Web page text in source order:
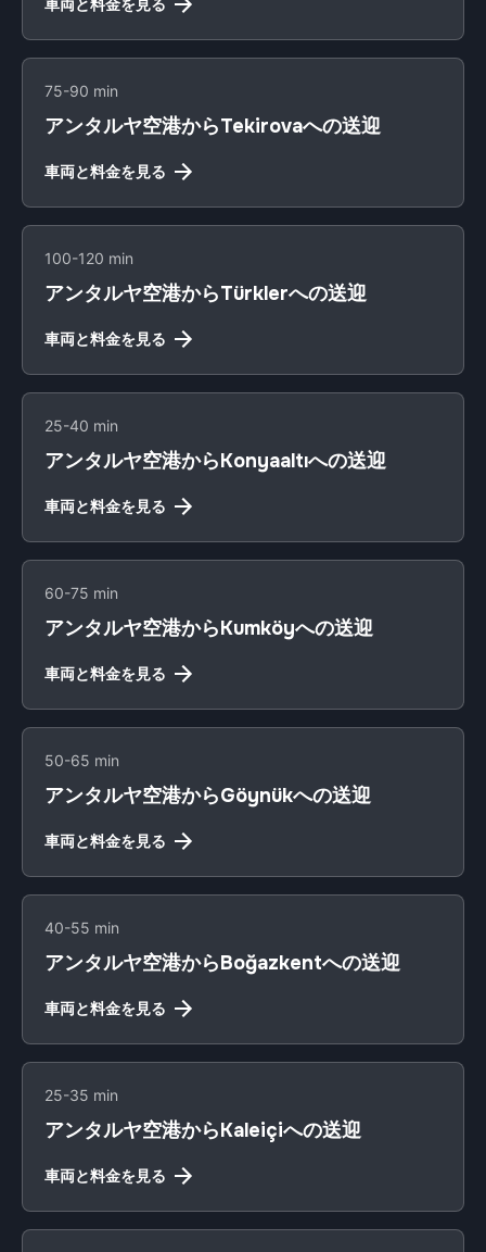
車両と料金を見る
75-90 min
アンタルヤ空港からTekirovaへの送迎
車両と料金を見る
100-120 min
アンタルヤ空港からTürklerへの送迎
車両と料金を見る
25-40 min
アンタルヤ空港からKonyaaltıへの送迎
車両と料金を見る
60-75 min
アンタルヤ空港からKumköyへの送迎
車両と料金を見る
50-65 min
アンタルヤ空港からGöynükへの送迎
車両と料金を見る
40-55 min
アンタルヤ空港からBoğazkentへの送迎
車両と料金を見る
25-35 min
アンタルヤ空港からKaleiçiへの送迎
車両と料金を見る